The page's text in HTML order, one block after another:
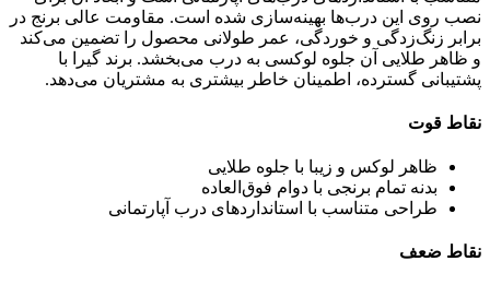
نصب روی این درب‌ها بهینه‌سازی شده است. مقاومت عالی برنج در
برابر زنگ‌زدگی و خوردگی، عمر طولانی محصول را تضمین می‌کند
و ظاهر طلایی آن جلوه لوکسی به درب می‌بخشد. برند گیرا با
پشتیبانی گسترده، اطمینان خاطر بیشتری به مشتریان می‌دهد.
نقاط قوت
ظاهر لوکس و زیبا با جلوه طلایی
بدنه تمام برنجی با دوام فوق‌العاده
طراحی متناسب با استانداردهای درب آپارتمانی
نقاط ضعف